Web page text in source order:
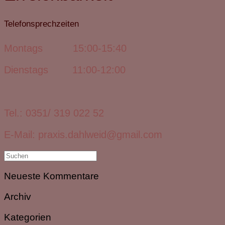
Telefonsprechzeiten
Montags 15:00-15:40
Dienstags 11:00-12:00
Tel.: 0351/ 319 022 52
E-Mail: praxis.dahlweid@gmail.com
Suche
nach:
Neueste Kommentare
Archiv
Kategorien